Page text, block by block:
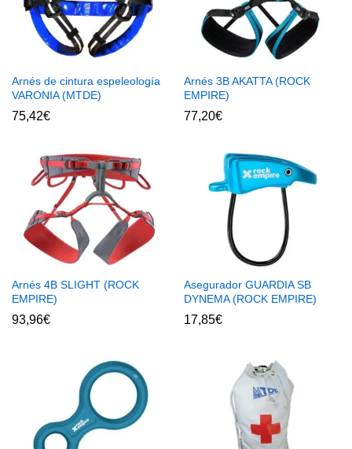
Arnés de cintura espeleología
VARONIA (MTDE)
75,42€
Arnés 3B AKATTA (ROCK
EMPIRE)
77,20€
Arnés 4B SLIGHT (ROCK
EMPIRE)
93,96€
Asegurador GUARDIA SB
DYNEMA (ROCK EMPIRE)
17,85€